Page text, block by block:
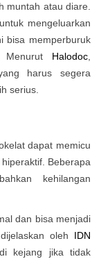
muntah atau diare.
mengeluarkan
bisa memperburuk
Halodoc,
harus segera
serius.
dapat memicu
Beberapa
kehilangan
dan bisa menjadi
oleh
IDN
kejang jika tidak